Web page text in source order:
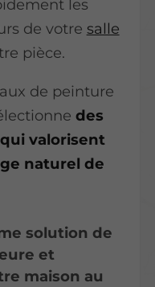
les
de votre salle
pièce.
de peinture
des
valorisent
naturel de
solution de
et
maison au